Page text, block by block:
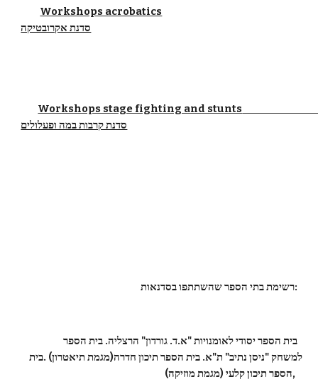
Workshops acrobatics
סדנת אקרובטיקה
Workshops stage fighting and stunts
סדנת קרבות במה ופעלולים
      רשימת בתי הספר שהשתתפו בסדנאות:
למשחק "ניסן נתיב" ת"א. בית הספר תיכון חדרה(מגמת תיאטרון) .בית
הספר תיכון קלעי (מגמת מוזיקה),